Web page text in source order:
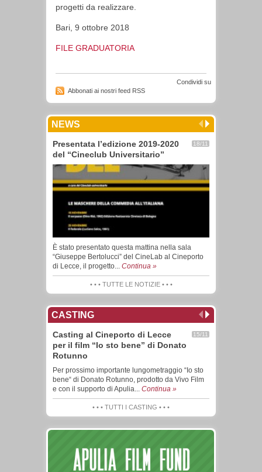
progetti da realizzare.
Bari, 9 ottobre 2018
FILE GRADUATORIA
Condividi su
Abbonati ai nostri feed RSS
NEWS
18/11
Presentata l’edizione 2019-2020
del “Cineclub Universitario”
È stato presentato questa mattina nella sala
“Giuseppe Bertolucci” del CineLab al Cineporto
di Lecce, il progetto... Continua »
• • • TUTTE LE NOTIZIE • • •
CASTING
15/11
Casting al Cineporto di Lecce
per il film “Io sto bene” di Donato
Rotunno
Per prossimo importante lungometraggio “Io sto
bene“ di Donato Rotunno, prodotto da Vivo Film
e con il supporto di Apulia... Continua »
• • • TUTTI I CASTING • • •